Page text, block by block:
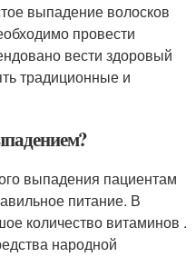
выпадение волосков
провести
вести здоровый
традиционные и
выпадения пациентам
питание. В
количество витаминов .
народной